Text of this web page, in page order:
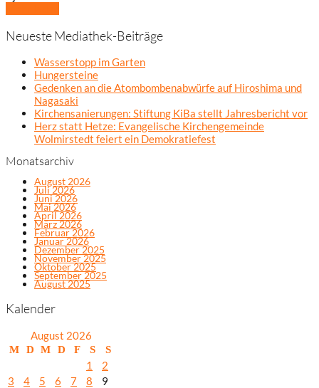
Neueste Mediathek-Beiträge
Wasserstopp im Garten
Hungersteine
Gedenken an die Atombombenabwürfe auf Hiroshima und
Nagasaki
Kirchensanierungen: Stiftung KiBa stellt Jahresbericht vor
Herz statt Hetze: Evangelische Kirchengemeinde
Wolmirstedt feiert ein Demokratiefest
Monatsarchiv
August 2026
Juli 2026
Juni 2026
Mai 2026
April 2026
März 2026
Februar 2026
Januar 2026
Dezember 2025
November 2025
Oktober 2025
September 2025
August 2025
Kalender
August 2026
M D M D F S S
1
2
3
4 5 6 7 8 9